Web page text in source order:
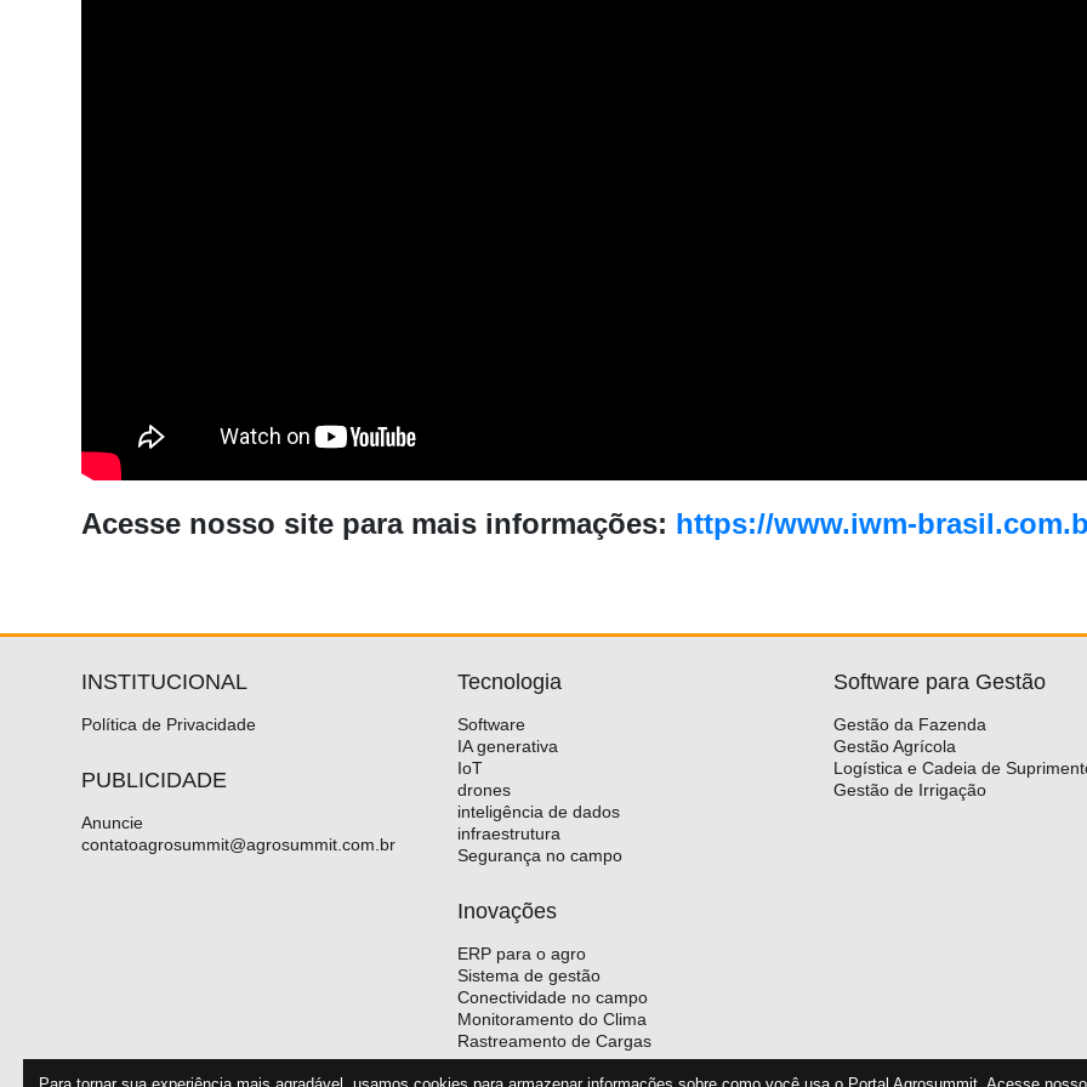
Acesse nosso site para mais informações: https://www.iwm-
INSTITUCIONAL
Política de Privacidade
PUBLICIDADE
Anuncie
contatoagrosummit@agrosummit.com.br
Tecnologia
Software
IA generativa
IoT
drones
inteligência de dados
infraestrutura
Segurança no campo
Inovações
ERP para o agro
Sistema de gestão
Conectividade no campo
Monitoramento do Clima
Rastreamento de Cargas
Software para Gestão
Gestão da Fazenda
Gestão Agrícola
Logística e Cadeia de
Gestão de Irrigação